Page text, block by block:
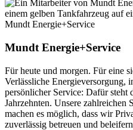
Mundt Energie+Service
Mundt Energie+Service
Für heute und morgen. Für eine
Verlässliche Energieversorgung,
persönlicher Service: Dafür steht
Jahrzehnten. Unsere zahlreichen
machen es möglich, dass wir
zuverlässig betreuen und